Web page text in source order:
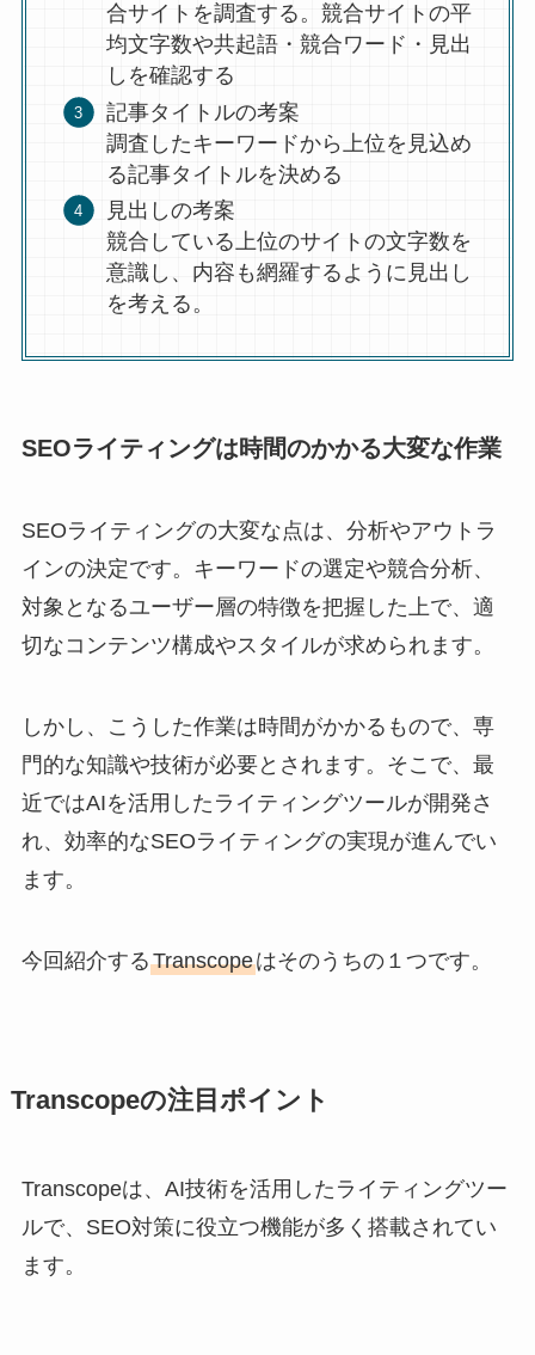
合サイトを調査する。競合サイトの平
均文字数や共起語・競合ワード・見出
しを確認する
記事タイトルの考案
調査したキーワードから上位を見込め
る記事タイトルを決める
見出しの考案
競合している上位のサイトの文字数を
意識し、内容も網羅するように見出し
を考える。
SEOライティングは時間のかかる大変な作業
SEOライティングの大変な点は、分析やアウトラ
インの決定です。キーワードの選定や競合分析、
対象となるユーザー層の特徴を把握した上で、適
切なコンテンツ構成やスタイルが求められます。
しかし、こうした作業は時間がかかるもので、専
門的な知識や技術が必要とされます。そこで、最
近ではAIを活用したライティングツールが開発さ
れ、効率的なSEOライティングの実現が進んでい
ます。
今回紹介するTranscopeはそのうちの１つです。
Transcopeの注目ポイント
Transcopeは、AI技術を活用したライティングツー
ルで、SEO対策に役立つ機能が多く搭載されてい
ます。